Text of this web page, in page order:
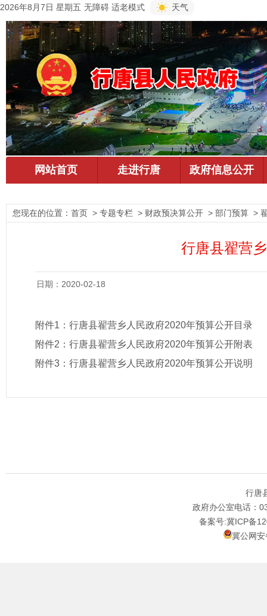
2026年8月7日 星期五 无障碍 适老模式 天气
您现在的位置： 首页 > 专题专栏 > 财政预决算公开 > 部门预算 >
行唐县翟营
日期：2020-02-18
附件1： 行唐县翟营乡人民政府2020年预算公开目录
附件2： 行唐县翟营乡人民政府2020年预算公开附表
附件3： 行唐县翟营乡人民政府2020年预算公开说明